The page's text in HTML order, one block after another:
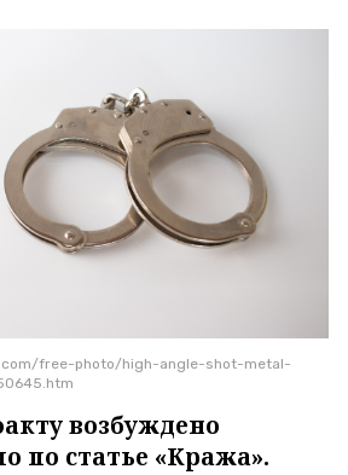
free-photo/high-angle-shot-metal-
возбуждено
по статье «Кража».